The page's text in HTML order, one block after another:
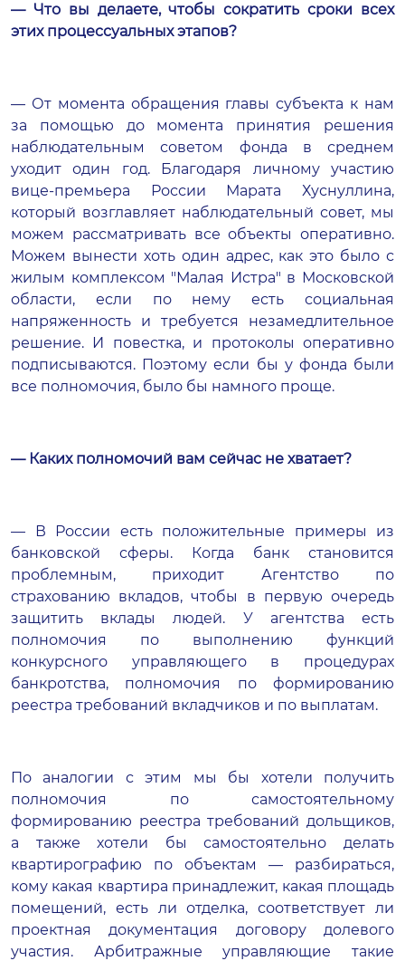
— Что вы делаете, чтобы сократить сроки всех
этих процессуальных этапов?
— От момента обращения главы субъекта к нам
за помощью до момента принятия решения
наблюдательным советом фонда в среднем
уходит один год. Благодаря личному участию
вице-премьера России Марата Хуснуллина,
который возглавляет наблюдательный совет, мы
можем рассматривать все объекты оперативно.
Можем вынести хоть один адрес, как это было с
жилым комплексом "Малая Истра" в Московской
области, если по нему есть социальная
напряженность и требуется незамедлительное
решение. И повестка, и протоколы оперативно
подписываются. Поэтому если бы у фонда были
все полномочия, было бы намного проще.
— Каких полномочий вам сейчас не хватает?
— В России есть положительные примеры из
банковской сферы. Когда банк становится
проблемным, приходит Агентство по
страхованию вкладов, чтобы в первую очередь
защитить вклады людей. У агентства есть
полномочия по выполнению функций
конкурсного управляющего в процедурах
банкротства, полномочия по формированию
реестра требований вкладчиков и по выплатам.
По аналогии с этим мы бы хотели получить
полномочия по самостоятельному
формированию реестра требований дольщиков,
а также хотели бы самостоятельно делать
квартирографию по объектам — разбираться,
кому какая квартира принадлежит, какая площадь
помещений, есть ли отделка, соответствует ли
проектная документация договору долевого
участия. Арбитражные управляющие такие